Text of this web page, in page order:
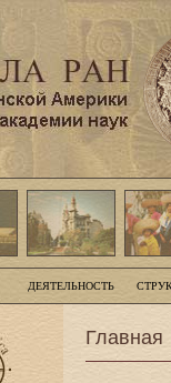
ДЕЯТЕЛЬНОСТЬ
Главная